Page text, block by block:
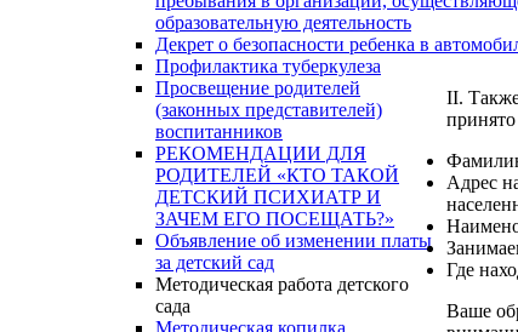
образовательную деятельность
Декрет о безопасности ребенка в
Профилактика туберкулеза
Просвещение родителей
(законных представителей)
воспитанников
РЕКОМЕНДАЦИИ ДЛЯ
РОДИТЕЛЕЙ «КТО ТАКОЙ
ДЕТСКИЙ ПСИХИАТР И
ЗАЧЕМ ЕГО ПОСЕЩАТЬ?»
Объявление об изменении платы
за детский сад
Методическая работа детского
сада
Методическая копилка
II.
Адрес
Где
Ваше